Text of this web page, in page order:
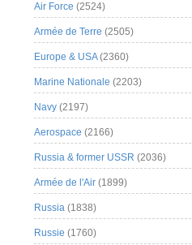
Air Force (2524)
Armée de Terre (2505)
Europe & USA(2360)
Marine Nationale (2203)
Navy (2197)
Aerospace (2166)
Russia & former USSR (2036)
Armée de l'Air (1899)
Russia (1838)
Russie (1760)